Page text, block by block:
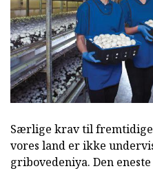
Særlige krav til
vores land er ikke
gribovedeniya. Den